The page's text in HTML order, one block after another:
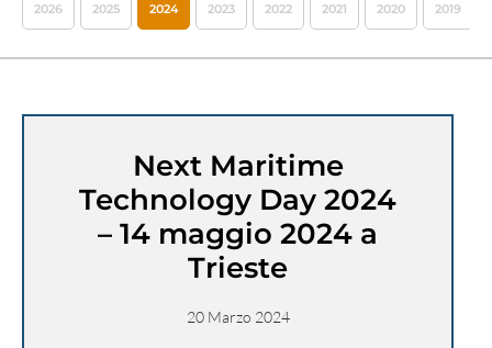
2026 2025 2024 2023 2022 2021 2020 2019
Next Maritime
Technology Day 2024
– 14 maggio 2024 a
Trieste
20 Marzo 2024